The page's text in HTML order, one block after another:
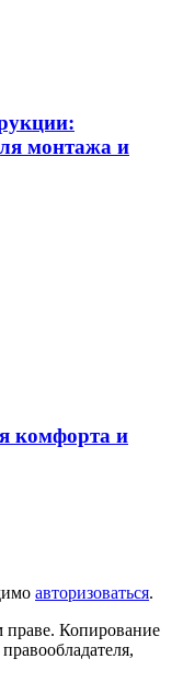
монтажа и
комфорта и
авторизоваться.
праве. Копирование